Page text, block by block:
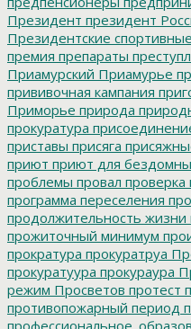
Президент президент
Президентские
премия препараты
Приамурский Приамурье
прививочная кампания
Приморье природа
прокуратура
приставы присяга
приют приют для
проблемы провал проверка
программа переселения
продолжительность жизни
прожиточный минимум
прократура прокуратруа
прокуратуура прокураура
режим Просветов протест
противопожарный период